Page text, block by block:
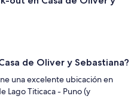
de Oliver y Sebastiana?
una excelente ubicación en
Lago Titicaca - Puno (y